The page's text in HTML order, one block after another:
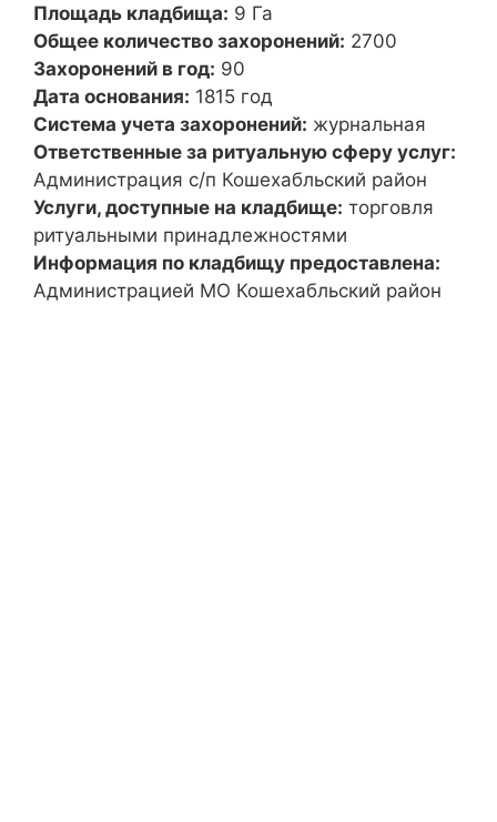
Площадь кладбища: 9 Га
Общее количество захоронений: 2700
Захоронений в год: 90
Дата основания: 1815 год
Система учета захоронений: журнальная
Ответственные за ритуальную сферу услуг:
Администрация с/п Кошехабльский район
Услуги, доступные на кладбище: торговля
ритуальными принадлежностями
Информация по кладбищу предоставлена:
Администрацией МО Кошехабльский район